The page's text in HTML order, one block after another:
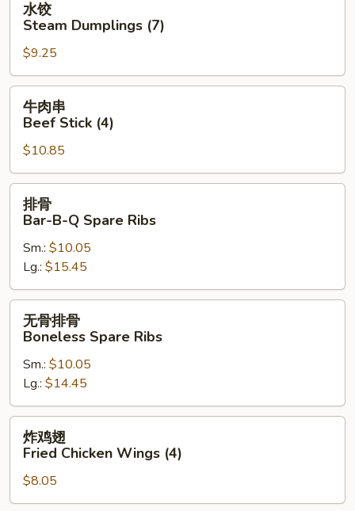
Steam
Dumplings
(7)
水饺
Steam Dumplings (7)
$9.25
Beef
Stick
(4)
牛肉串
Beef Stick (4)
$10.85
Bar-
B-
Spare
Ribs
排骨
Bar-B-Q Spare Ribs
Sm.: $10.05
Lg.: $15.45
Boneless
Spare
Ribs
无骨排骨
Boneless Spare Ribs
Sm.: $10.05
Lg.: $14.45
Fried
Chicken
炸鸡翅
Fried Chicken Wings (4)
$8.05